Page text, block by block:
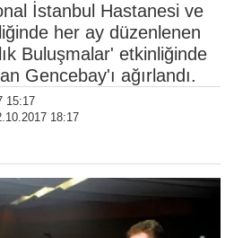
İstanbul Hastanesi ve
her ay düzenlenen
Buluşmalar' etkinliğinde
Gencebay'ı ağırlandı.
15:17
18:17